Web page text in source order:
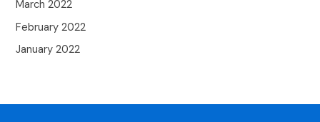
March 2022
February 2022
January 2022